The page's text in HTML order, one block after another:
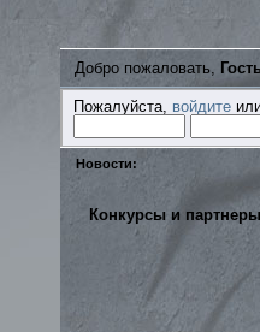
Добро пожаловать,
Пожалуйста, войдите
Новости:
Конкурсы и